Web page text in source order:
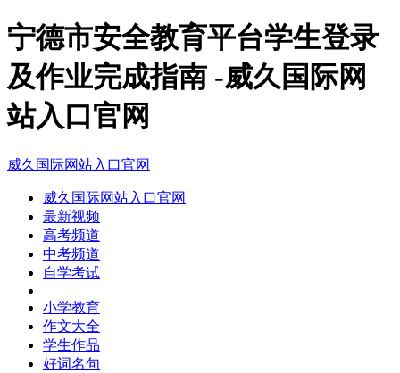
宁德市安全教育平台学生登录
及作业完成指南 -威久国际网
站入口官网
威久国际网站入口官网
威久国际网站入口官网
最新视频
高考频道
中考频道
自学考试
小学教育
作文大全
学生作品
好词名句